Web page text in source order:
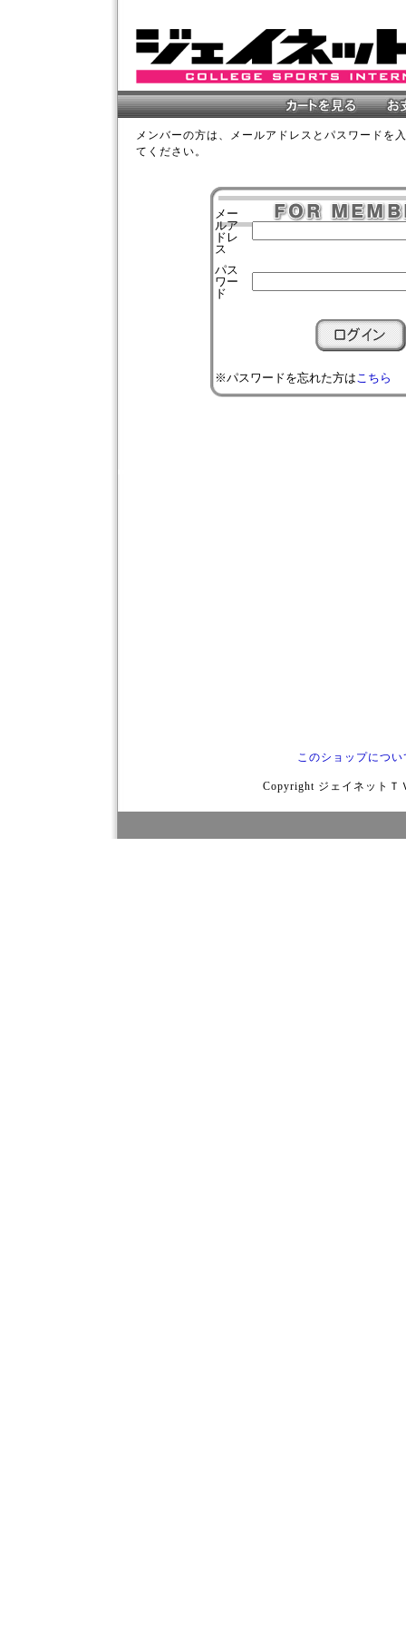
メンバーの方は、メールアドレスとパスワードを
てください。
メー
ルア
ドレ
ス
パス
ワー
ド
※パスワードを忘れた方はこちら
このショップについ
Copyright ジェイネットＴ